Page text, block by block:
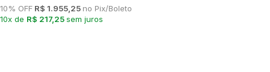
10% OFF R$ 1.955,25 no Pix/Boleto
10x de R$ 217,25sem juros